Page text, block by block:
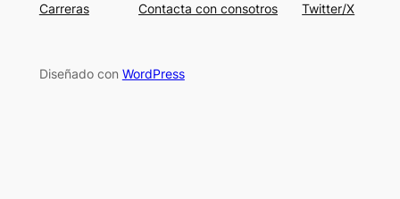
Carreras
Contacta con consotros
Twitter/X
Diseñado con WordPress